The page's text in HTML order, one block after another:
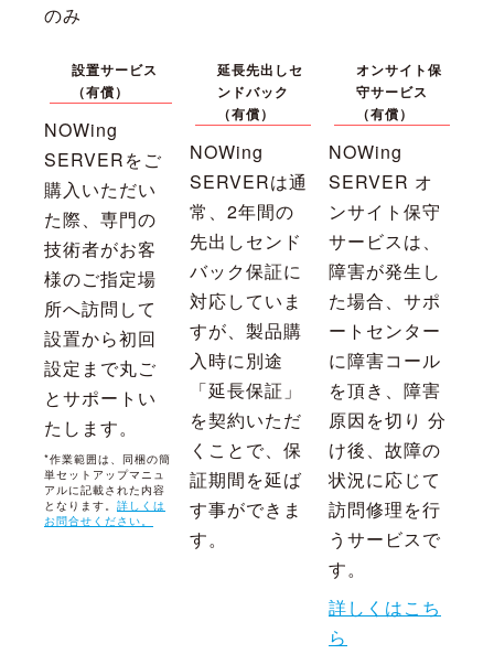
のみ
設置サービス
（有償）
NOWing
SERVERをご
購入いただい
た際、専門の
技術者がお客
様のご指定場
所へ訪問して
設置から初回
設定まで丸ご
とサポートい
たします。
*作業範囲は、同梱の簡
単セットアップマニュ
アルに記載された内容
となります。 詳しくは
お問合せください。
延長先出しセ
ンドバック
（有償）
NOWing
SERVERは通
常、2年間の
先出しセンド
バック保証に
対応していま
すが、製品購
入時に別途
「延長保証」
を契約いただ
くことで、保
証期間を延ば
す事ができま
す。
オンサイト保
守サービス
（有償）
NOWing
SERVER オ
ンサイト保守
サービスは、
障害が発生し
た場合、サポ
ートセンター
に障害コール
を頂き、障害
原因を切り 分
け後、故障の
状況に応じて
訪問修理を行
うサービスで
す。
詳しくはこち
ら